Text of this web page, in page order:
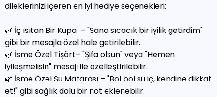
dileklerinizi içeren en iyi hediye seçenekleri:
🌿 İç ısıtan Bir Kupa – "Sana sıcacık bir iyilik getirdim"
gibi bir mesajla özel hale getirilebilir.
🌿 İsme Özel Tişört– "Şifa olsun" veya "Hemen
iyileşmelisin" mesajı ile özelleştirilebilir.
🌿 İsme Özel Su Matarası – "Bol bol su iç, kendine dikkat
et!" gibi sağlık dolu bir not eklenebilir.